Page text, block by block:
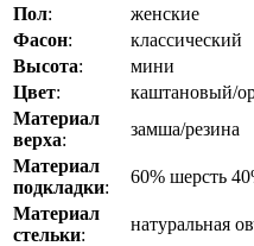
образами.
Weather-ready комфорт
Модель использует зимние
решения, повышающие
Почему выбирают
Weather Orange
Пол:
женские
Фасон:
классический
Высота:
мини
Цвет:
каштановый/
Материал
верха:
замша/резина
Материал
подкладки:
60% шерсть
Материал
стельки:
натуральная